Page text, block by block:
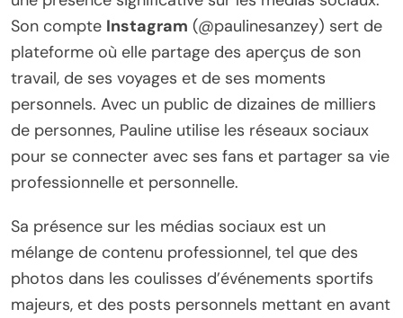
Son compte Instagram (@paulinesanzey) sert de
plateforme où elle partage des aperçus de son
travail, de ses voyages et de ses moments
personnels. Avec un public de dizaines de milliers
de personnes, Pauline utilise les réseaux sociaux
pour se connecter avec ses fans et partager sa vie
professionnelle et personnelle.
Sa présence sur les médias sociaux est un
mélange de contenu professionnel, tel que des
photos dans les coulisses d’événements sportifs
majeurs, et des posts personnels mettant en avant